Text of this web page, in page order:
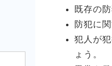
既存の
防犯に
犯人が
ょう。